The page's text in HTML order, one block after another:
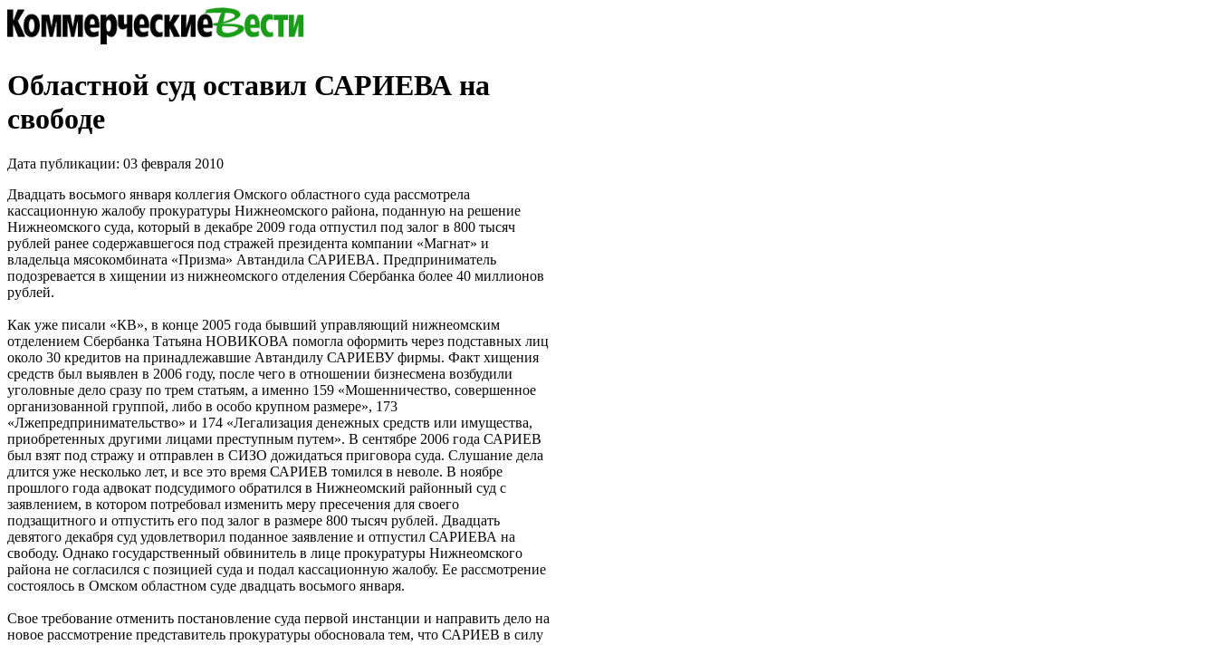
Областной суд оставил САРИЕВА на
свободе
Дата публикации: 03 февраля 2010
Двадцать восьмого января коллегия Омского областного суда рассмотрела
кассационную жалобу прокуратуры Нижнеомского района, поданную на решение
Нижнеомского суда, который в декабре 2009 года отпустил под залог в 800 тысяч
рублей ранее содержавшегося под стражей президента компании «Магнат» и
владельца мясокомбината «Призма» Автандила САРИЕВА. Предприниматель
подозревается в хищении из нижнеомского отделения Сбербанка более 40 миллионов
рублей.
Как уже писали «КВ», в конце 2005 года бывший управляющий нижнеомским
отделением Сбербанка Татьяна НОВИКОВА помогла оформить через подставных лиц
около 30 кредитов на принадлежавшие Автандилу САРИЕВУ фирмы. Факт хищения
средств был выявлен в 2006 году, после чего в отношении бизнесмена возбудили
уголовные дело сразу по трем статьям, а именно 159 «Мошенничество, совершенное
организованной группой, либо в особо крупном размере», 173
«Лжепредпринимательство» и 174 «Легализация денежных средств или имущества,
приобретенных другими лицами преступным путем». В сентябре 2006 года САРИЕВ
был взят под стражу и отправлен в СИЗО дожидаться приговора суда. Слушание дела
длится уже несколько лет, и все это время САРИЕВ томился в неволе. В ноябре
прошлого года адвокат подсудимого обратился в Нижнеомский районный суд с
заявлением, в котором потребовал изменить меру пресечения для своего
подзащитного и отпустить его под залог в размере 800 тысяч рублей. Двадцать
девятого декабря суд удовлетворил поданное заявление и отпустил САРИЕВА на
свободу. Однако государственный обвинитель в лице прокуратуры Нижнеомского
района не согласился с позицией суда и подал кассационную жалобу. Ее рассмотрение
состоялось в Омском областном суде двадцать восьмого января.
Свое требование отменить постановление суда первой инстанции и направить дело на
новое рассмотрение представитель прокуратуры обосновала тем, что САРИЕВ в силу